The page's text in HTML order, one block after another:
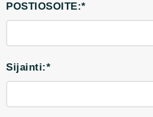
POSTIOSOITE:*
Sijainti:*